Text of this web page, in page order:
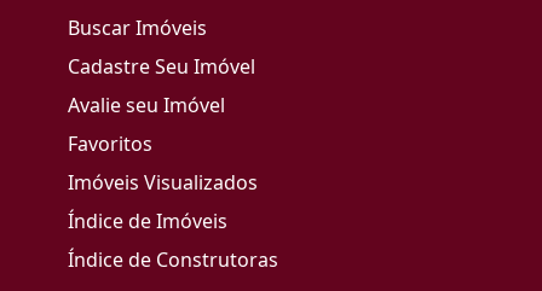
Buscar Imóveis
Cadastre Seu Imóvel
Avalie seu Imóvel
Favoritos
Imóveis Visualizados
Índice de Imóveis
Índice de Construtoras